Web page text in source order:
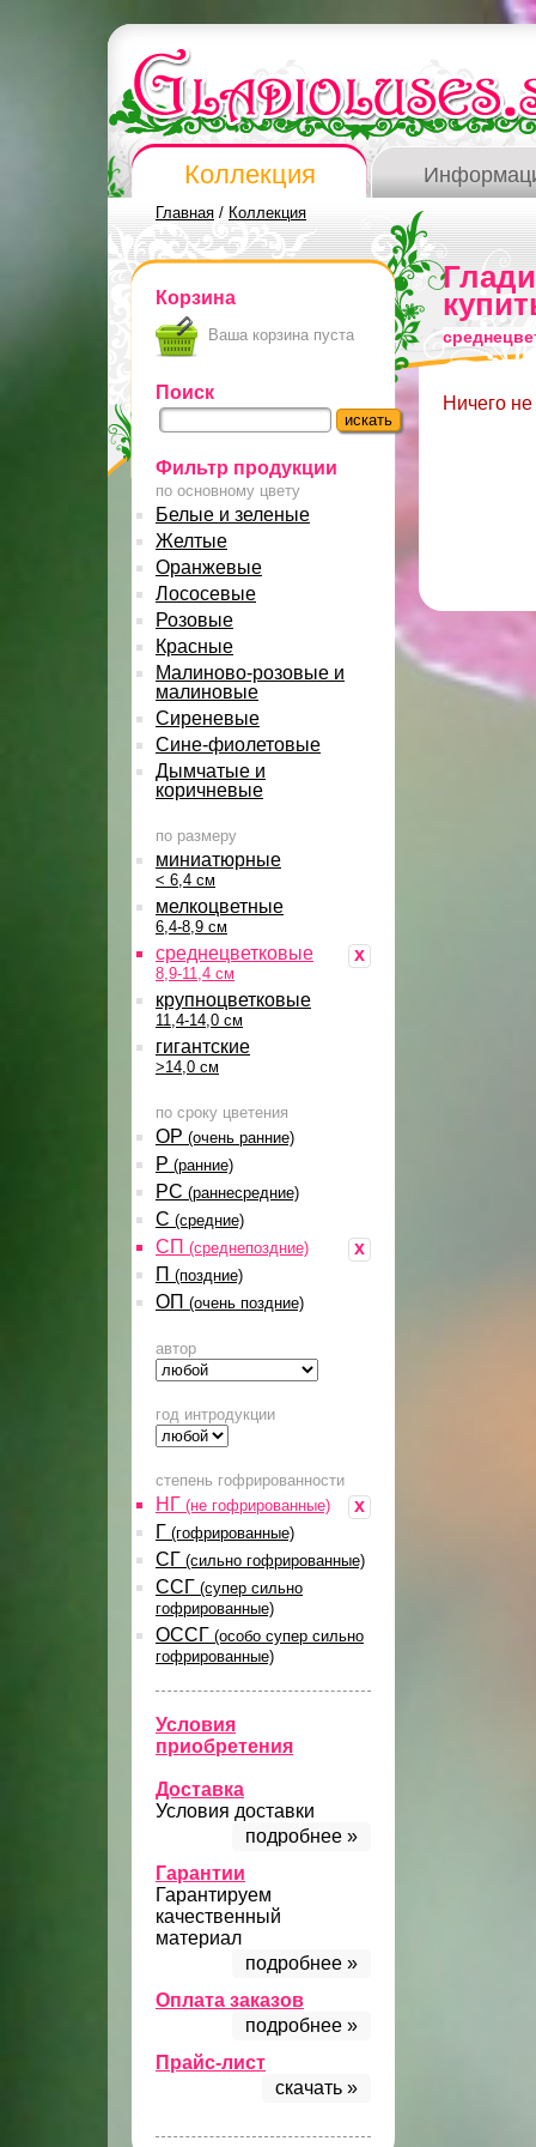
Коллекция
Главная / Коллекция
Корзина
Ваша корзина пуста
Поиск
Фильтр продукции
по основному цвету
Белые и зеленые
Желтые
Оранжевые
Лососевые
Розовые
Красные
Малиново-розовые и
малиновые
Сиреневые
Сине-фиолетовые
Дымчатые и
коричневые
по размеру
миниатюрные
< 6,4 см
мелкоцветные
6,4-8,9 см
x
среднецветковые
8,9-11,4 см
крупноцветковые
11,4-14,0 см
гигантские
>14,0 см
по сроку цветения
ОР (очень ранние)
Р (ранние)
РС (раннесредние)
С (средние)
x
СП (среднепоздние)
П (поздние)
ОП (очень поздние)
автор
год интродукции
степень гофрированности
x
НГ (не гофрированные)
Г (гофрированные)
СГ (сильно гофрированные)
ССГ (супер сильно
гофрированные)
ОССГ (особо супер сильно
гофрированные)
Условия
приобретения
Доставка
Условия доставки
подробнее »
Гарантии
Гарантируем
качественный
материал
подробнее »
Оплата заказов
подробнее »
Прайс-лист
скачать »
Ничего